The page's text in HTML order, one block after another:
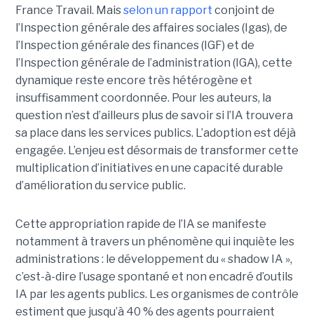
France Travail. Maisselon un rapport conjoint de
l’Inspection générale des affaires sociales (Igas), de
l’Inspection générale des finances (IGF) et de
l’Inspection générale de l’administration (IGA), cette
dynamique reste encore très hétérogène et
insuffisamment coordonnée. Pour les auteurs, la
question n’est d’ailleurs plus de savoir si l’IA trouvera
sa place dans les services publics. L’adoption est déjà
engagée. L’enjeu est désormais de transformer cette
multiplication d’initiatives en une capacité durable
d’amélioration du service public.
Cette appropriation rapide de l’IA se manifeste
notamment à travers un phénomène qui inquiète les
administrations : le développement du « shadow IA »,
c’est-à-dire l’usage spontané et non encadré d’outils
IA par les agents publics. Les organismes de contrôle
estiment que jusqu’à 40 % des agents pourraient